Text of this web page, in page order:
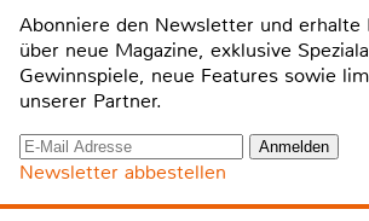
Abonniere den Newsletter und erhalte
über neue Magazine, exklusive
Gewinnspiele, neue Features sowie
unserer Partner.
Newsletter abbestellen